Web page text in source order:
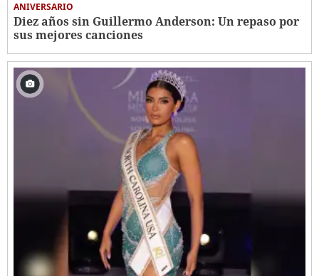
ANIVERSARIO
Diez años sin Guillermo Anderson: Un repaso por
sus mejores canciones